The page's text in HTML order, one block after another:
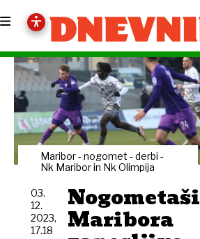
Maribor - nogomet - derbi -
Nk Maribor in Nk Olimpija
Nogometaši
Maribora
03.
12.
2023,
17.18